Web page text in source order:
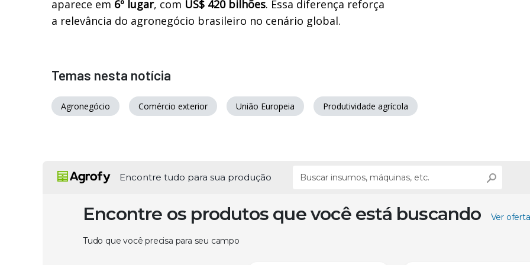
aparece em 6º lugar, com US$ 420 bilhões. Essa diferença reforça
a relevância do agronegócio brasileiro no cenário global.
Temas nesta notícia
Agronegócio Comércio exterior União Europeia Produtividade agrícola
Encontre tudo para sua produção
Encontre os produtos que você está buscando Ver
Tudo que você precisa para seu campo